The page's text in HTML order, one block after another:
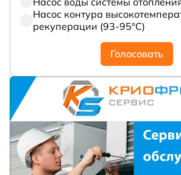
Насос контура
рекуперации (93-95°С)
Голосовать